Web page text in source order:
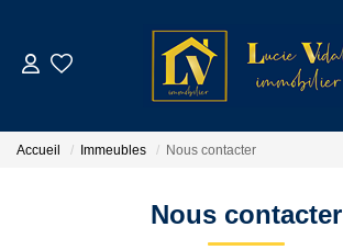
GESTION LOCATIVE
Accueil Immeubles Nous contacter
Nous contacter